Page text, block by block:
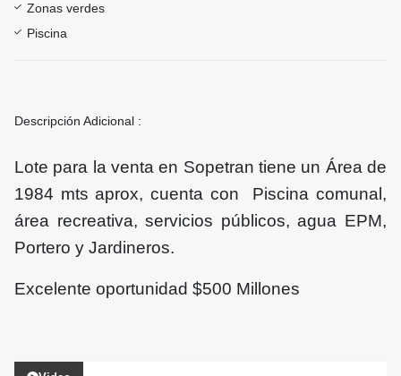
Zonas verdes
Piscina
Descripción Adicional :
Lote para la venta en Sopetran tiene un Área de
1984 mts aprox, cuenta con Piscina comunal,
área recreativa, servicios públicos, agua EPM,
Portero y Jardineros.
Excelente oportunidad $500 Millones